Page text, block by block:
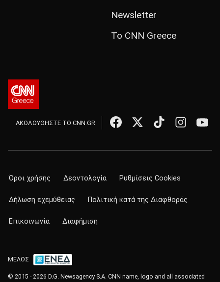
Newsletter
Το CNN Greece
ΑΚΟΛΟΥΘΗΣΤΕ ΤΟ CNN.GR
Όροι χρήσης Δεοντολογία Ρυθμίσεις Cookies
Δήλωση εχεμύθειας Πολιτική κατά της Διαφθοράς
Επικοινωνία Διαφήμιση
ΜΕΛΟΣ
© 2015 - 2026 D.G. Newsagency S.A. CNN name, logo and all associated